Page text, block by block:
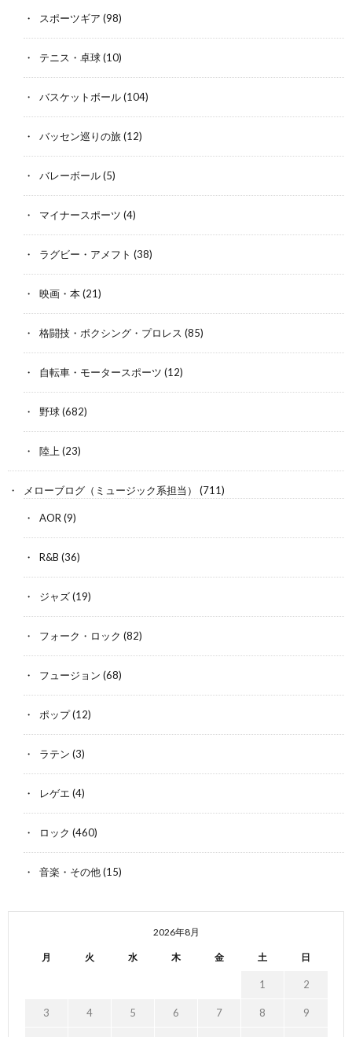
スポーツギア (98)
テニス・卓球(10)
バスケットボール(104)
バッセン巡りの旅(12)
バレーボール(5)
マイナースポーツ (4)
ラグビー・アメフト (38)
映画・本(21)
格闘技・ボクシング・プロレス (85)
自転車・モータースポーツ (12)
野球(682)
陸上 (23)
メローブログ（ミュージック系担当） (711)
AOR (9)
R&B (36)
ジャズ(19)
フォーク・ロック (82)
フュージョン (68)
ポップ(12)
ラテン (3)
レゲエ (4)
ロック (460)
音楽・その他(15)
2026年8月
月 火 水 木 金 土 日
1 2
3 4 5 6 7 8 9